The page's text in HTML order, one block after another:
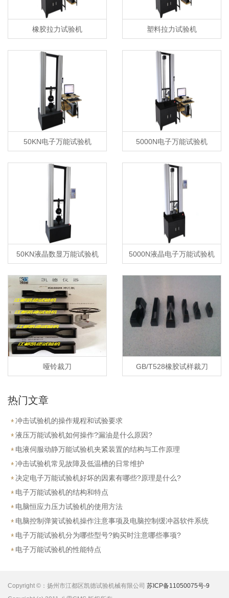
橡胶拉力试验机 塑料拉力试验机
50KN电子万能试验机 5000N电子万能试验机
50KN液晶数显万能试验机 5000N液晶电子万能试验机
哑铃裁刀 GB/T528橡胶试样裁刀
热门文章
冲击试验机的操作规程和试验要求
液压万能试验机如何操作?漏油是什么原因?
电液伺服动静万能试验机夹紧装置的结构与工作原理
冲击试验机常见故障及低温槽的日常维护
决定电子万能试验机好坏的因素有哪些?原理是什么?
电子万能试验机的结构和特点
电脑恒应力压力试验机的使用方法
电脑控制弹簧试验机操作注意事项及电脑控制缓冲器软件系统
介绍
电子万能试验机分为哪些型号?购买时注意哪些事项?
电子万能试验机的性能特点
Copyright ©：扬州市江都区凯德试验机械有限公司 苏ICP备11050075号-9